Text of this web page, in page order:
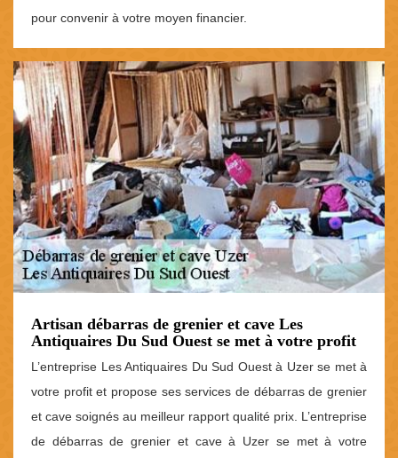
pour convenir à votre moyen financier.
Artisan débarras de grenier et cave Les
Antiquaires Du Sud Ouest se met à votre profit
L’entreprise Les Antiquaires Du Sud Ouest à Uzer se met à
votre profit et propose ses services de débarras de grenier
et cave soignés au meilleur rapport qualité prix. L’entreprise
de débarras de grenier et cave à Uzer se met à votre